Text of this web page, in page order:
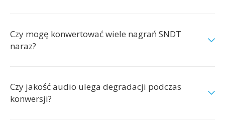
Czy mogę konwertować wiele nagrań SNDT
naraz?
Czy jakość audio ulega degradacji podczas
konwersji?